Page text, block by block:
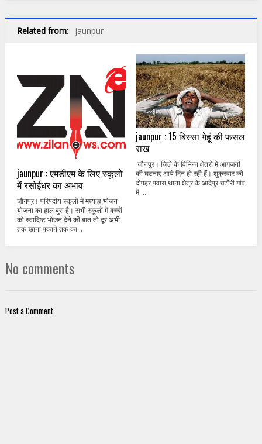
Related from: jaunpur
jaunpur : एमडीएम के लिए स्कूलों
में रसोईधर का अभाव
जौनपुर। परिषदीय स्कूलों में मध्याह्न भोजन
योजना का हाल बुरा है। सभी स्कूलों में बच्चों
को स्वादिष्ट भोजन देने की बात तो दूर अभी
तक खाना पकाने तक का...
jaunpur : 15 बिस्सा गेहूं की फसल
राख
जौनपुर। जिले के विभिन्न क्षेत्रों में आगजनी
की घटनाए आये दिन हो रही हैं। शुक्रवार को
दोपहर पवारा थाना क्षेत्र के आदेपुर चटौरी गांव
में ...
No comments
Post a Comment